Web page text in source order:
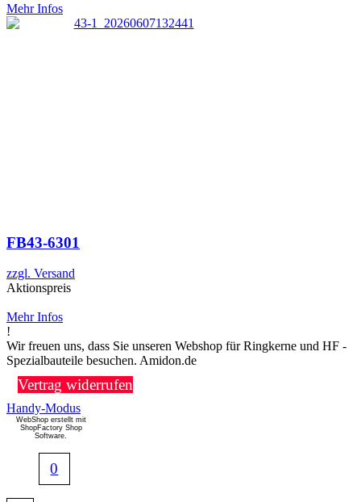
Mehr Infos
FB43-6301
zzgl. Versand
Aktionspreis
Mehr Infos
!
Wir freuen uns, dass Sie unseren Webshop für Ringkerne und HF -
Spezialbauteile besuchen. Amidon.de
Vertrag widerrufen
Handy-Modus
WebShop erstellt mit
ShopFactory Shop
Software.
0